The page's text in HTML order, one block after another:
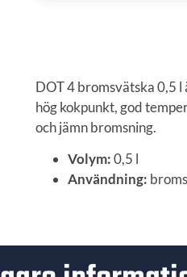
DOT 4 bromsvätska 0,5
hög kokpunkt, god
och jämn bromsning.
Volym:0,5 l
Användning: